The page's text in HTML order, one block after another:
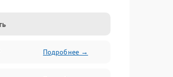
Подробнее →